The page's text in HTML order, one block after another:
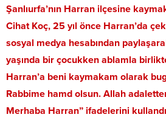
Şanlıurfa’nın Harran ilçesine
Cihat Koç, 25 yıl önce Harran’da
sosyal medya hesabından
yaşında bir çocukken ablamla
Harran’a beni kaymakam olarak
Rabbime hamd olsun. Allah
Merhaba Harran” ifadelerini